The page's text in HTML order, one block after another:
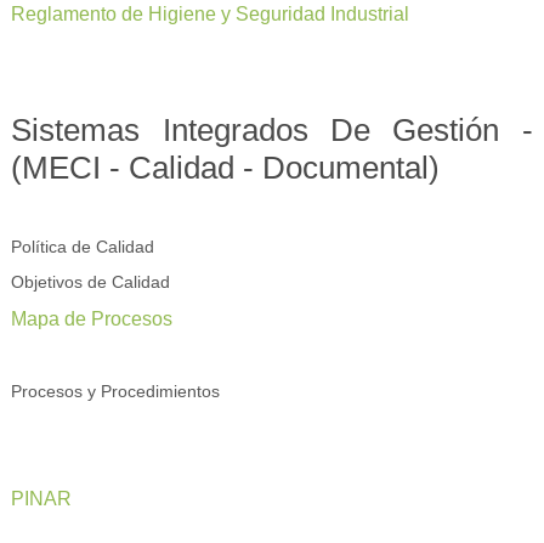
Reglamento de Higiene y Seguridad Industrial
Sistemas Integrados De Gestión -
(MECI - Calidad - Documental)
Política de Calidad
Objetivos de Calidad
Mapa de Procesos
Procesos y Procedimientos
PINAR